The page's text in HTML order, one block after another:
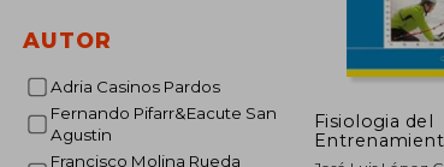
AUTOR
Adria Casinos Pardos
Fernando Pifarr&Eacute San
Agustin
Francisco Molina Rueda
Fisiologia del
Aerobico